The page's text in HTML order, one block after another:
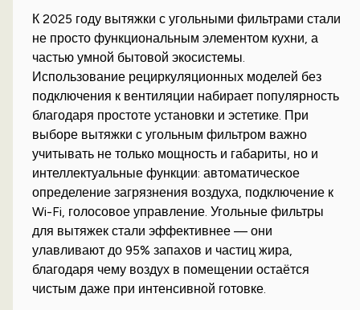
К 2025 году вытяжки с угольными фильтрами стали
не просто функциональным элементом кухни, а
частью умной бытовой экосистемы.
Использование рециркуляционных моделей без
подключения к вентиляции набирает популярность
благодаря простоте установки и эстетике. При
выборе вытяжки с угольным фильтром важно
учитывать не только мощность и габариты, но и
интеллектуальные функции: автоматическое
определение загрязнения воздуха, подключение к
Wi-Fi, голосовое управление. Угольные фильтры
для вытяжек стали эффективнее — они
улавливают до 95% запахов и частиц жира,
благодаря чему воздух в помещении остаётся
чистым даже при интенсивной готовке.